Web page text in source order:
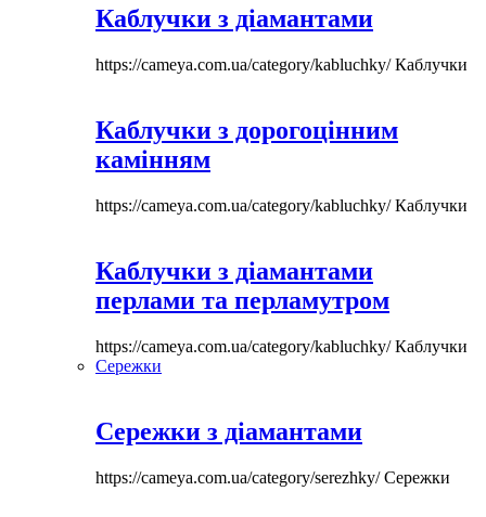
Каблучки з діамантами
https://cameya.com.ua/category/kabluchky/Каблучки
Каблучки з дорогоцінним
камінням
https://cameya.com.ua/category/kabluchky/Каблучки
Каблучки з діамантами
перлами та перламутром
https://cameya.com.ua/category/kabluchky/Каблучки
Сережки
Сережки з діамантами
https://cameya.com.ua/category/serezhky/Сережки